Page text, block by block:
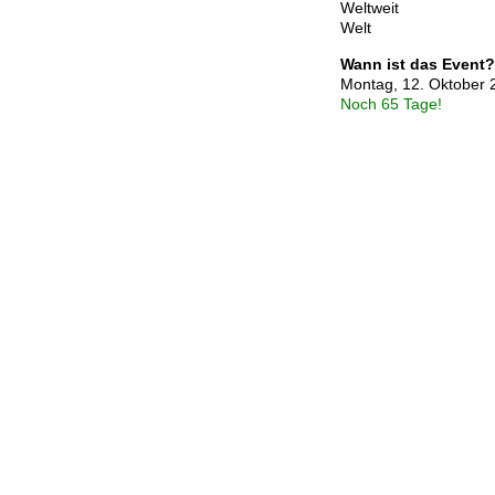
Weltweit
Welt
Wann ist das Event?
Montag, 12. Oktober
Noch 65 Tage!